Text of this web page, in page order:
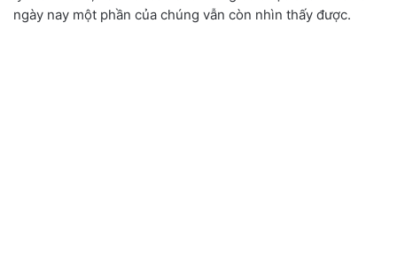
ngày nay một phần của chúng vẫn còn nhìn thấy được.